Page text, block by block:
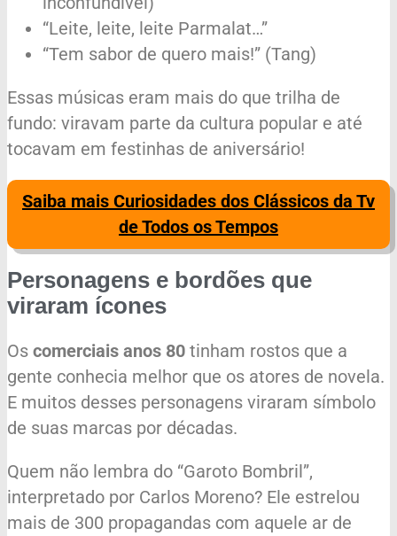
“Leite, leite, leite Parmalat…”
“Tem sabor de quero mais!” (Tang)
Essas músicas eram mais do que trilha de
fundo: viravam parte da cultura popular e até
tocavam em festinhas de aniversário!
Saiba mais Curiosidades dos Clássicos da Tv
de Todos os Tempos
Personagens e bordões que
viraram ícones
Os comerciais anos 80 tinham rostos que a
gente conhecia melhor que os atores de novela.
E muitos desses personagens viraram símbolo
de suas marcas por décadas.
Quem não lembra do “Garoto Bombril”,
interpretado por Carlos Moreno? Ele estrelou
mais de 300 propagandas com aquele ar de